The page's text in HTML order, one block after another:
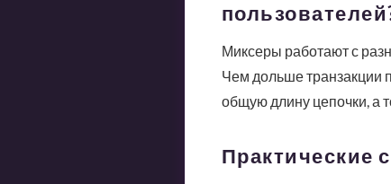
Миксеры работают с
Чем дольше транзакции
общую длину цепочки, а
Практические